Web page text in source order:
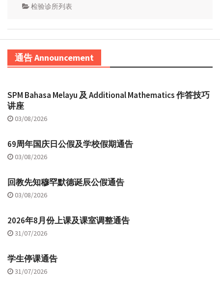
检验诊所列表
通告 Announcement
SPM Bahasa Melayu 及 Additional Mathematics 作答技巧
讲座
03/08/2026
69周年国庆日公假及学校假期通告
03/08/2026
回教先知穆罕默德诞辰公假通告
03/08/2026
2026年8月份上课及课室调整通告
31/07/2026
学生停课通告
31/07/2026